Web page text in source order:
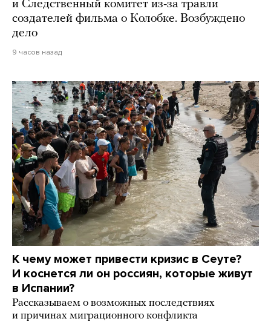
и Следственный комитет из-за травли
создателей фильма о Колобке. Возбуждено
дело
9 часов назад
К чему может привести кризис в Сеуте?
И коснется ли он россиян, которые живут
в Испании?
Рассказываем о возможных последствиях
и причинах миграционного конфликта